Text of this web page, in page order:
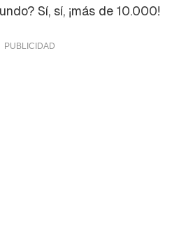
Sí, sí, ¡más de 10.000!